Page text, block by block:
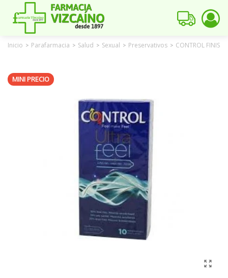
Inicio > Parafarmacia > Salud > Sexual > Preservativos > CONTROL
MINI PRECIO